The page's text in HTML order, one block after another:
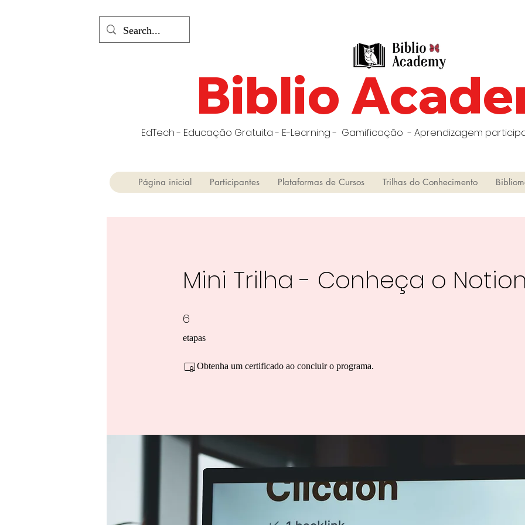
EdTech - Educação Gratuita - E-Learning - Gamificação - Aprendizagem
Página inicial Participantes Plataformas de Cursos Trilhas do Conhecimento
Biblio
Mini Trilha - Conheça o
6
etapas
6 etapas
Obtenha um certificado ao concluir o programa.